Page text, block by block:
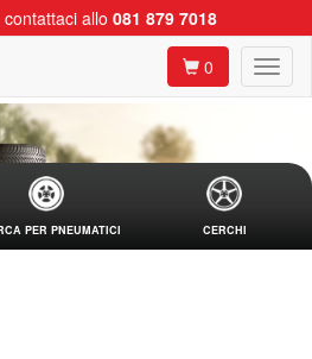
allo 081 879 7018
0
PER PNEUMATICI CERCHI